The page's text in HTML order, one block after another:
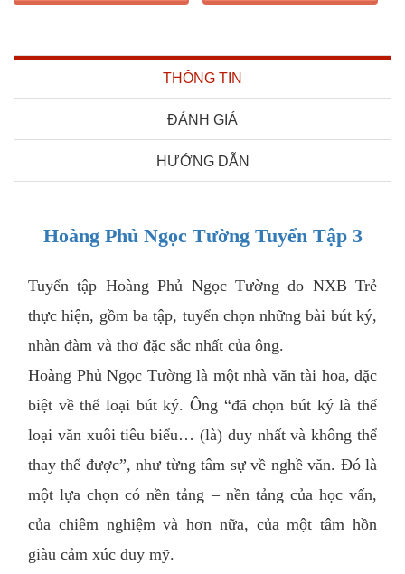
THÔNG TIN
ĐÁNH GIÁ
HƯỚNG DẪN
Hoàng Phủ Ngọc Tường Tuyển Tập3
Tuyển tập Hoàng Phủ Ngọc Tường do NXB Trẻ
thực hiện, gồm ba tập, tuyển chọn những bài bút ký,
nhàn đàm và thơ đặc sắc nhất của ông.
Hoàng Phủ Ngọc Tường là một nhà văn tài hoa, đặc
biệt về thể loại bút ký. Ông “đã chọn bút ký là thể
loại văn xuôi tiêu biểu… (là) duy nhất và không thể
thay thế được”, như từng tâm sự về nghề văn. Đó là
một lựa chọn có nền tảng – nền tảng của học vấn,
của chiêm nghiệm và hơn nữa, của một tâm hồn
giàu cảm xúc duy mỹ.